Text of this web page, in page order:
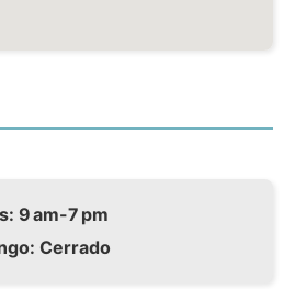
9 am-7 pm
Cerrado